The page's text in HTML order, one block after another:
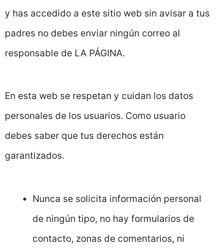
y has accedido a este sitio web sin avisar a tus
padres no debes enviar ningún correo al
responsable de LA PÁGINA.
En esta web se respetan y cuidan los datos
personales de los usuarios. Como usuario
debes saber que tus derechos están
garantizados.
Nunca se solicita información personal
de ningún tipo, no hay formularios de
contacto, zonas de comentarios, ni